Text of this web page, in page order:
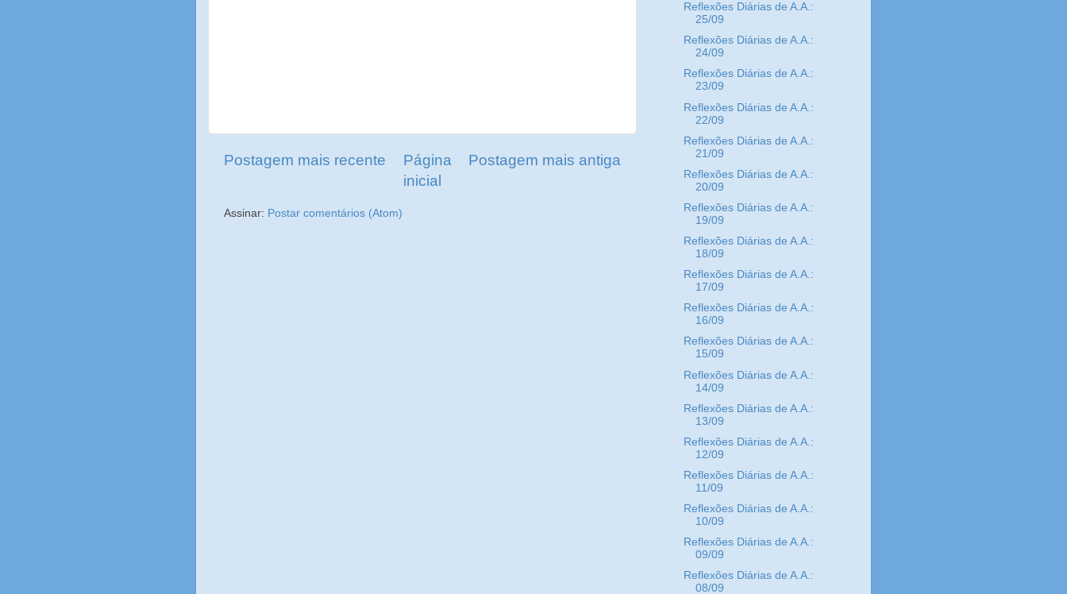
Postagem mais recente Postagem mais antiga
Página
inicial
Assinar: Postar comentários (Atom)
Reflexões Diárias de A.A.:
25/09
Reflexões Diárias de A.A.:
24/09
Reflexões Diárias de A.A.:
23/09
Reflexões Diárias de A.A.:
22/09
Reflexões Diárias de A.A.:
21/09
Reflexões Diárias de A.A.:
20/09
Reflexões Diárias de A.A.:
19/09
Reflexões Diárias de A.A.:
18/09
Reflexões Diárias de A.A.:
17/09
Reflexões Diárias de A.A.:
16/09
Reflexões Diárias de A.A.:
15/09
Reflexões Diárias de A.A.:
14/09
Reflexões Diárias de A.A.:
13/09
Reflexões Diárias de A.A.:
12/09
Reflexões Diárias de A.A.:
11/09
Reflexões Diárias de A.A.:
10/09
Reflexões Diárias de A.A.:
09/09
Reflexões Diárias de A.A.:
08/09